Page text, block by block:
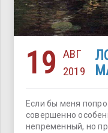
19 АВГ
2019
Если бы меня
совершенно
непременный, но